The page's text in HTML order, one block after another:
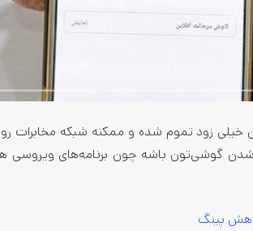
خیلی زود تموم شده و ممکنه شبکه
شدن گوشی‌تون باشه چون برنامه‌های
پینگ